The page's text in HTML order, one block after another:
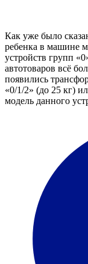
Как уже было
ребенка в машине
устройств групп
автотоваров всё
появились
«0/1/2» (до 25 кг)
модель данного